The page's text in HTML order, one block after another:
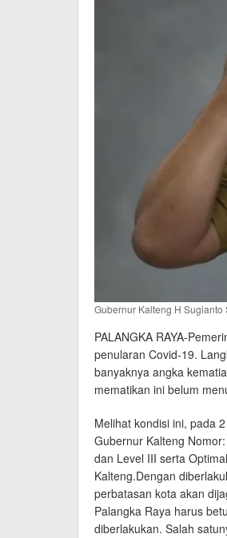
Gubernur Kalteng H Sugianto
PALANGKA RAYA-
penularan Covid-19.
banyaknya angka
mematikan ini belum
Melihat kondisi ini, pada
Gubernur Kalteng
dan Level III serta
Kalteng.Dengan
perbatasan kota akan
Palangka Raya harus
diberlakukan. Salah